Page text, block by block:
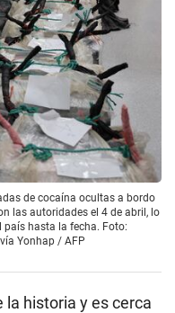
de cocaína ocultas a bordo
las autoridades el 4 de abril, lo
hasta la fecha. Foto:
Yonhap / AFP
la historia y es cerca